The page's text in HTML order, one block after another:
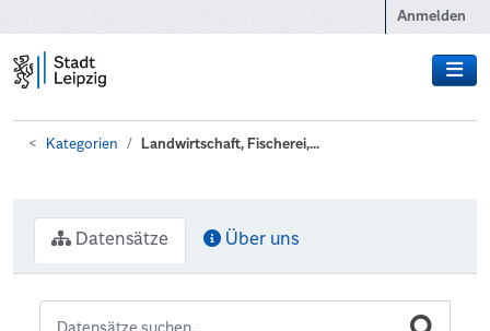
Anmelden
Kategorien Landwirtschaft, Fischerei,...
Datensätze Über uns